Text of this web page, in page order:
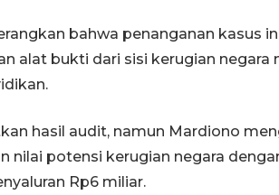
bahwa penanganan kasus
alat bukti dari sisi kerugian
hasil audit, namun Mardiono
nilai potensi kerugian negara
Rp6 miliar.